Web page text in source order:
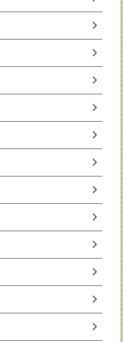
chevron_right
chevron_right
chevron_right
chevron_right
chevron_right
chevron_right
chevron_right
chevron_right
chevron_right
chevron_right
chevron_right
chevron_right